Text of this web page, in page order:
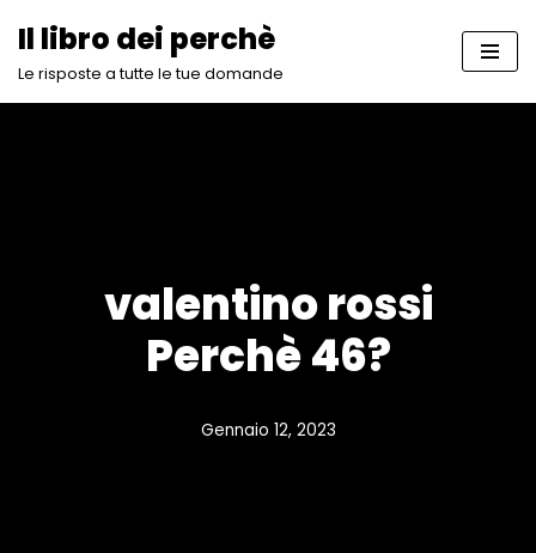
Vai
Il libro dei perchè
Le risposte a tutte le tue domande
valentino rossi
Perchè 46?
Gennaio 12, 2023